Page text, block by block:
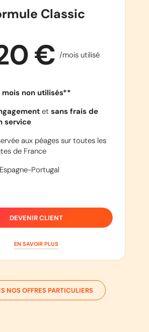
Classic
€ /mois utilisé
non utilisés**
et sans frais de
service
aux péages sur toutes les
de France
Portugal
DEVENIR CLIENT
EN SAVOIR PLUS
NOS OFFRES PARTICULIERS